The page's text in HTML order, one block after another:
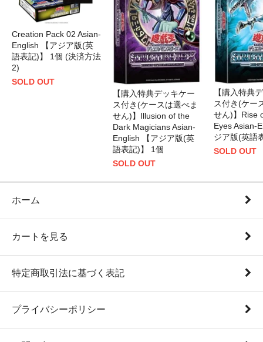
Creation Pack 02 Asian-
English 【アジア版(英
語表記)】 1個 (決済方法
2)
SOLD OUT
【購入特典デッキケー
ス付き(ケースは選べま
せん)】Illusion of the
Dark Magicians Asian-
English 【アジア版(英
語表記)】 1個
SOLD OUT
【購入特典
ス付き(ケー
せん)】Rise
Eyes Asian-
ジア版(英語
SOLD OUT
ホーム
カートを見る
特定商取引法に基づく表記
プライバシーポリシー